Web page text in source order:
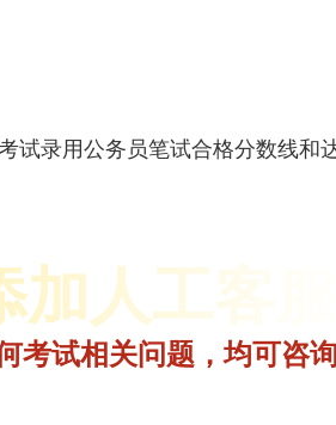
试录用公务员笔试合格分数线和
加人工客服
考试相关问题，均可咨询